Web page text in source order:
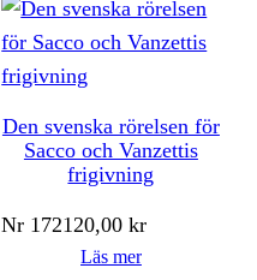
Den svenska rörelsen för
Sacco och Vanzettis
frigivning
Nr 172120,00kr
Läs mer